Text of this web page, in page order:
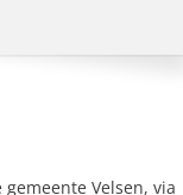
Velsen, via